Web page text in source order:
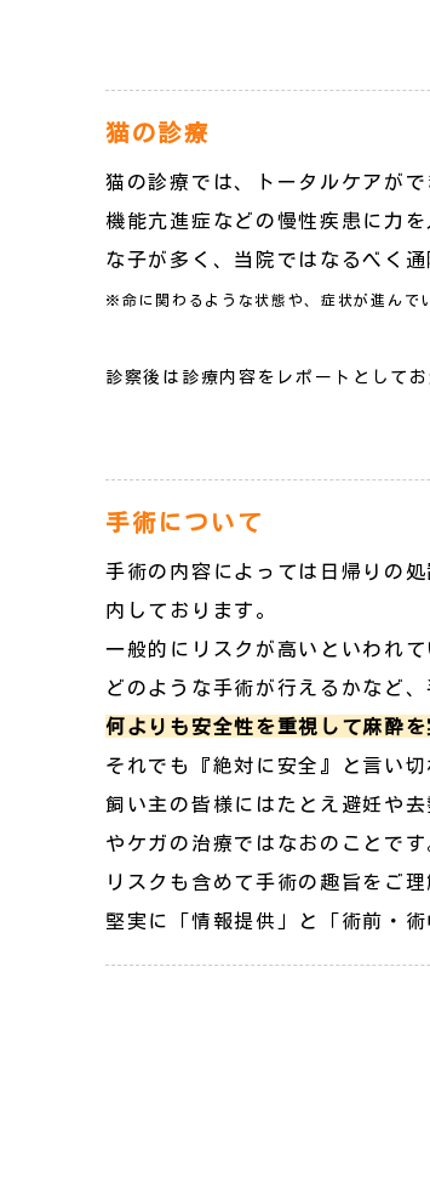
猫の診療
猫の診療では、トータルケアが
機能亢進症などの慢性疾患に力
な子が多く、当院ではなるべく
※命に関わるような状態や、症状が進んで
診察後は診療内容をレポートとしてお
手術について
手術の内容によっては日帰りの
内しております。
一般的にリスクが高いといわれ
どのような手術が行えるかなど
何よりも安全性を重視して麻酔
それでも『絶対に安全』と言い
飼い主の皆様にはたとえ避妊や
やケガの治療ではなおのことです
リスクも含めて手術の趣旨をご
堅実に「情報提供」と「術前・